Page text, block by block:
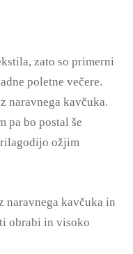
zato so primerni
poletne večere.
naravnega kavčuka.
pa bo postal še
ožjim
naravnega kavčuka in
obrabi in visoko